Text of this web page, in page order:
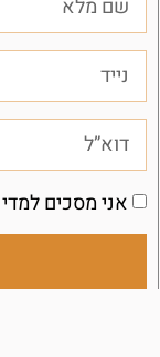
אני מסכים